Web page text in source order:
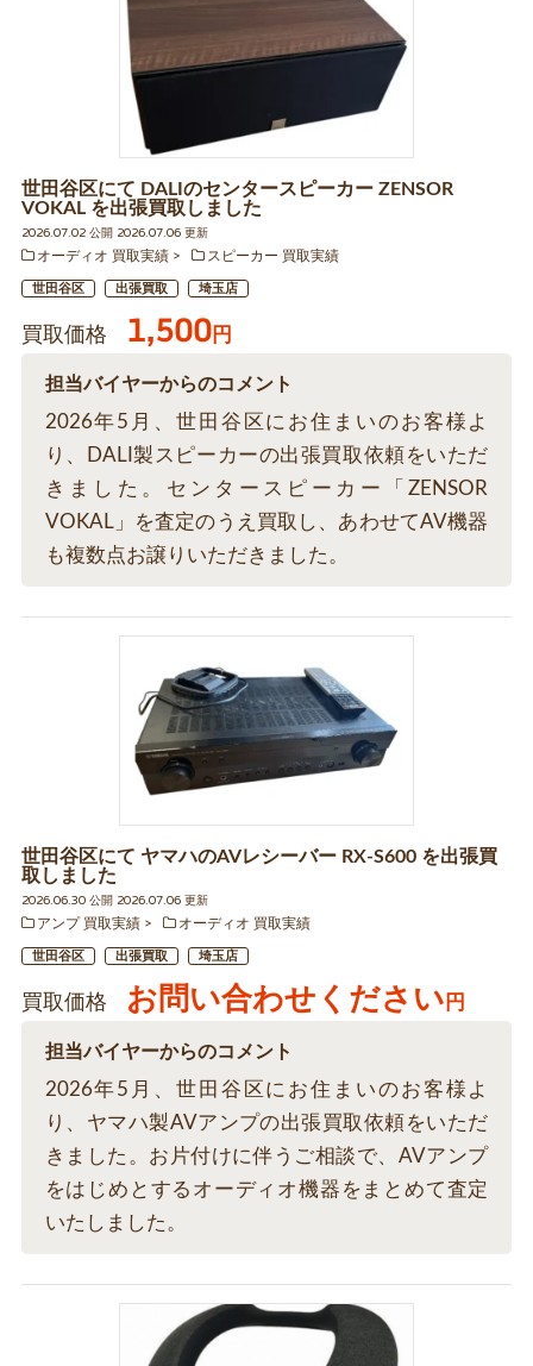
世田谷区にて DALIのセンタースピーカー ZENSOR
VOKAL を出張買取しました
2026.07.02 公開 2026.07.06 更新
オーディオ 買取実績
スピーカー 買取実績
世田谷区 出張買取 埼玉店
買取価格 1,500円
担当バイヤーからのコメント
2026年5月、世田谷区にお住まいのお客様よ
り、DALI製スピーカーの出張買取依頼をいただ
きました。センタースピーカー「ZENSOR
VOKAL」を査定のうえ買取し、あわせてAV機器
も複数点お譲りいただきました。
世田谷区にて ヤマハのAVレシーバー RX-S600 を出張買
取しました
2026.06.30 公開 2026.07.06 更新
アンプ 買取実績
オーディオ 買取実績
世田谷区 出張買取 埼玉店
買取価格 お問い合わせください 円
担当バイヤーからのコメント
2026年5月、世田谷区にお住まいのお客様よ
り、ヤマハ製AVアンプの出張買取依頼をいただ
きました。お片付けに伴うご相談で、AVアンプ
をはじめとするオーディオ機器をまとめて査定
いたしました。